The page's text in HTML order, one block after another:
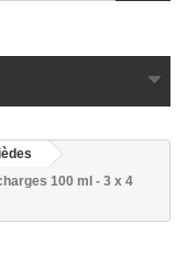
100 ml - 3 x 4